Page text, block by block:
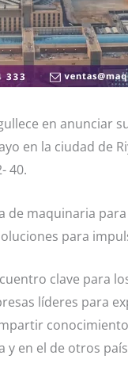
en anunciar
en la ciudad de
40.
de maquinaria
para
clave para
líderes para
en el de otros